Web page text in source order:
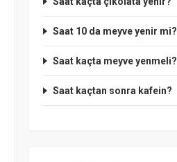
Saat 10 da meyve yenir mi?
Saat kaçta meyve yenmeli?
Saat kaçtan sonra kafein?